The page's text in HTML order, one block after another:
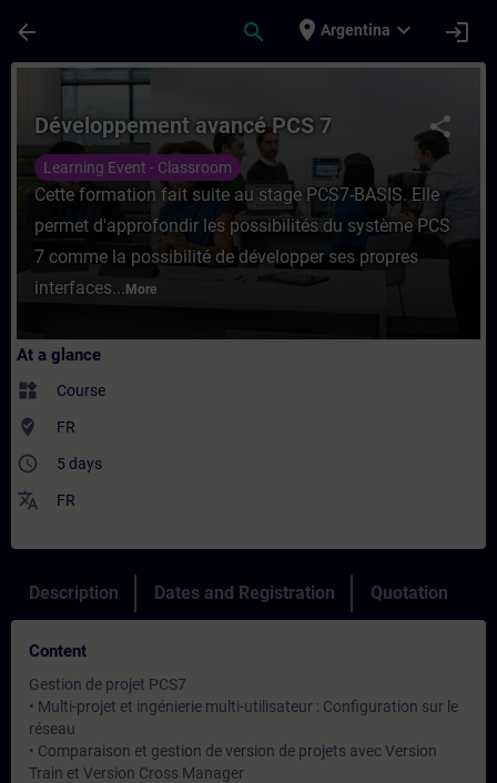
arrow_back search place Argentina expand_more login
Course - Développement avancé PCS 7
share
Développement avancé PCS 7
Learning Event - Classroom
Cette formation fait suite au stage PCS7-BASIS. Elle
permet d'approfondir les possibilités du système PCS
7 comme la possibilité de développer ses propres
interfaces... More
At a glance
widgets Course
where_to_vote FR
access_time 5 days
translate FR
Description Dates and Registration Quotation
Content
Gestion de projet PCS7
• Multi-projet et ingénierie multi-utilisateur : Configuration sur le
réseau
• Comparaison et gestion de version de projets avec Version
Train et Version Cross Manager